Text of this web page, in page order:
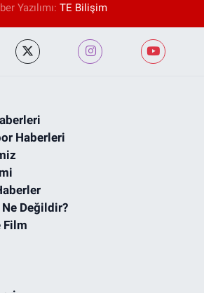
Yazılımı: TE Bilişim
Haberleri
Değildir?
Film